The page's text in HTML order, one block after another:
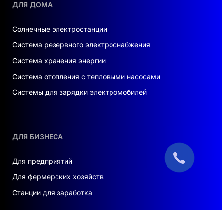
ДЛЯ ДОМА
Солнечные электростанции
Система резервного электроснабжения
Система хранения энергии
Система отопления с тепловыми насосами
Системы для зарядки электромобилей
ДЛЯ БИЗНЕСА
Для предприятий
Для фермерских хозяйств
Станции для заработка